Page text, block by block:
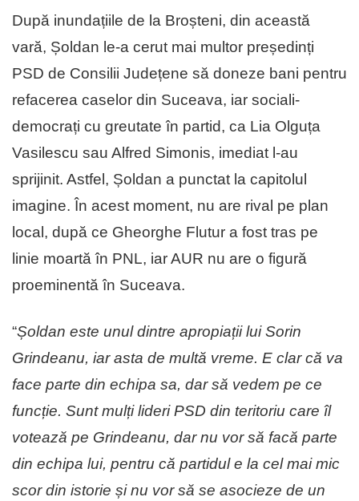
După inundațiile de la Broșteni, din această
vară, Șoldan le-a cerut mai multor președinți
PSD de Consilii Județene să doneze bani pentru
refacerea caselor din Suceava, iar sociali-
democrați cu greutate în partid, ca Lia Olguța
Vasilescu sau Alfred Simonis, imediat l-au
sprijinit. Astfel, Șoldan a punctat la capitolul
imagine. În acest moment, nu are rival pe plan
local, după ce Gheorghe Flutur a fost tras pe
linie moartă în PNL, iar AUR nu are o figură
proeminentă în Suceava.
“Șoldan este unul dintre apropiații lui Sorin
Grindeanu, iar asta de multă vreme. E clar că va
face parte din echipa sa, dar să vedem pe ce
funcție. Sunt mulți lideri PSD din teritoriu care îl
votează pe Grindeanu, dar nu vor să facă parte
din echipa lui, pentru că partidul e la cel mai mic
scor din istorie și nu vor să se asocieze de un